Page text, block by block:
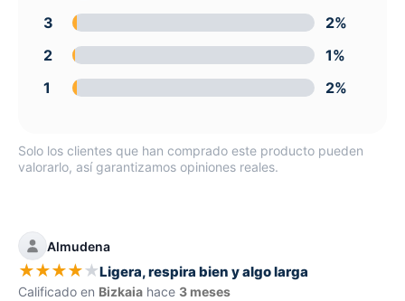
3
2%
2
1%
1
2%
Solo los clientes que han comprado este producto pueden
valorarlo, así garantizamos opiniones reales.
Almudena
★★★★★Ligera, respira bien y algo larga
Calificado en Bizkaia hace 3 meses